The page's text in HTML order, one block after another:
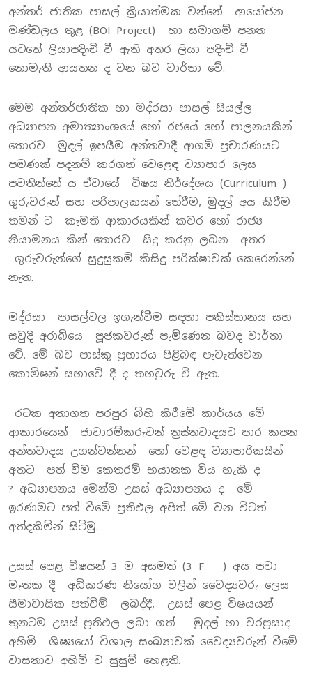
අන්තර් ජාතික පාසල් ක්‍රියාත්මක වන්නේ ආයෝජන
මණ්ඩලය තුළ (BOl Project) හා සමාගම් පනත
යටතේ ලියාපදිංචි වී ඇති අතර ලියා පදිංචි වී
නොමැති ආයතන ද වන බව වාර්තා වේ.
මෙම අන්තර්ජාතික හා මද්රසා පාසල් සියල්ල
අධ්‍යාපන අමාත්‍යාංශයේ හෝ රජයේ හෝ පාලනයකින්
තොරව මුදල් ඉපයීම අන්තවාදී ආගම් ප්‍රචාරණයට
පමණක් පදනම් කරගත් වෙළෙඳ ව්‍යාපාර ලෙස
පවතින්නේ ය ඒවායේ විෂය නිර්දේශය (Curriculum )
ගුරුවරුන් සහ පරිපාලකයන් තේරීම, මුදල් අය කිරීම
තමන් ට කැමති ආකාරයකින් කවර හෝ රාජ්‍ය
නියාමනය කින් තොරව සිදු කරනු ලබන අතර
ගුරුවරුන්ගේ සුදුසුකම් කිසිදු පරීක්ෂාවක් කෙරෙන්නේ
නැත.
මද්රසා පාසල්වල ඉගැන්වීම සඳහා පකිස්තානය සහ
සවුදි අරාබියෙ පූජකවරුන් පැමිණෙන බවද වාර්තා
වේ. මේ බව පාස්කු ප්‍රහාරය පිළිබඳ පැවැත්වෙන
කොමිෂන් සභාවේ දී ද තහවුරු වී ඇත.
රටක අනාගත පරපුර බිහි කිරීමේ කාර්යය මේ
ආකාරයෙන් ජාවාරම්කරුවන් ත්‍රස්තවාදයට පාර කපන
අන්තවාදය උගන්වන්නන් හෝ වෙළඳ ව්‍යාපාරිකයින්
අතට පත් වීම කෙතරම් භයානක විය හැකි ද
? අධ්‍යාපනය මෙන්ම උසස් අධ්‍යාපනය ද මේ
ඉරණමට පත් වීමේ ප්‍රතිඵල අපිත් මේ වන විටත්
අත්දකිමින් සිටිමු.
උසස් පෙළ විෂයන් 3 ම අසමත් (3 F ) අය පවා
මෑතක දී අධිකරණ නියෝග වලින් වෛද්‍යවරු ලෙස
සීමාවාසික පත්වීම් ලබද්දී, උසස් පෙළ විෂයයන්
තුනටම උසස් ප්‍රතිඵල ලබා ගත් මුදල් හා වරප්‍රසාද
අහිමි ශිෂ්‍යයෝ විශාල සංඛ්‍යාවක් වෛද්‍යවරුන් වීමේ
වාසනාව අහිමි ව සුසුම් හෙළති.